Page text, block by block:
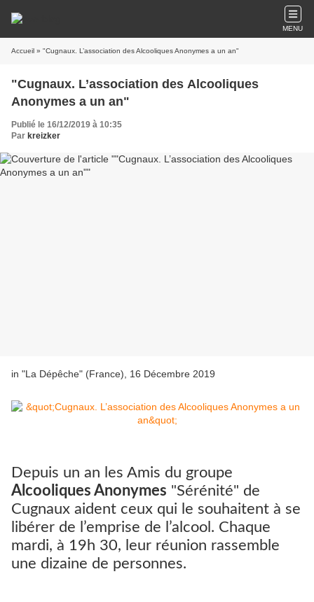
MENU
Accueil » "Cugnaux. L’association des Alcooliques Anonymes a un an"
"Cugnaux. L’association des Alcooliques
Anonymes a un an"
Publié le 16/12/2019 à 10:35
Par kreizker
in "La Dépêche" (France), 16 Décembre 2019
Depuis un an les Amis du groupe
Alcooliques Anonymes "Sérénité" de
Cugnaux aident ceux qui le souhaitent à se
libérer de l’emprise de l’alcool. Chaque
mardi, à 19h 30, leur réunion rassemble
une dizaine de personnes.